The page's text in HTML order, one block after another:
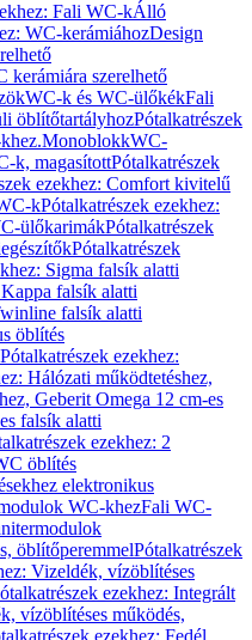
Fali WC-kÁlló
WC-kerámiáhozDesign
kerámiára szerelhető
WC-k és WC-ülőkékFali
öblítőtartályhozPótalkatrészek
MonoblokkWC-
k, magasítottPótalkatrészek
ezekhez: Comfort kivitelű
kPótalkatrészek ezekhez:
ülőkarimákPótalkatrészek
Pótalkatrészek
Sigma falsík alatti
falsík alatti
falsík alatti
öblítés
Pótalkatrészek ezekhez:
Hálózati működtetéshez,
Geberit Omega 12 cm-es
falsík alatti
ezekhez: 2
öblítés
elektronikus
WC-khezFali WC-
öblítőperemmelPótalkatrészek
Vizeldék, vízöblítéses
ezekhez: Integrált
vízöblítéses működés,
ezekhez: Fedél